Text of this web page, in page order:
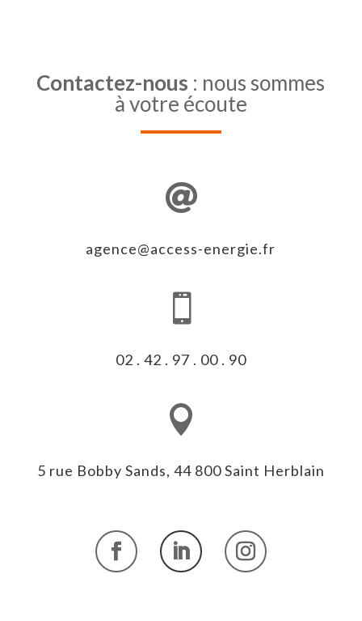
Contactez-nous : nous sommes
à votre écoute

agence@access-energie.fr

02 . 42 . 97 . 00 . 90

5 rue Bobby Sands, 44 800 Saint Herblain